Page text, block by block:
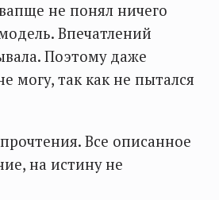
не понял ничего
Впечатлений
Поэтому даже
могу, так как не пытался
Все описанное
на истину не